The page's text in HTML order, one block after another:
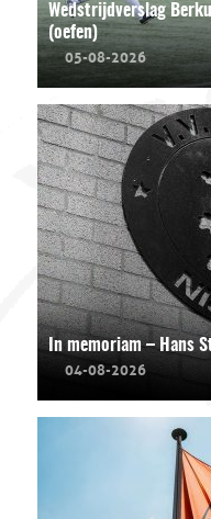
Wedstrijdverslag
(oefen)
05-08-2026
In memoriam – Hans
04-08-2026